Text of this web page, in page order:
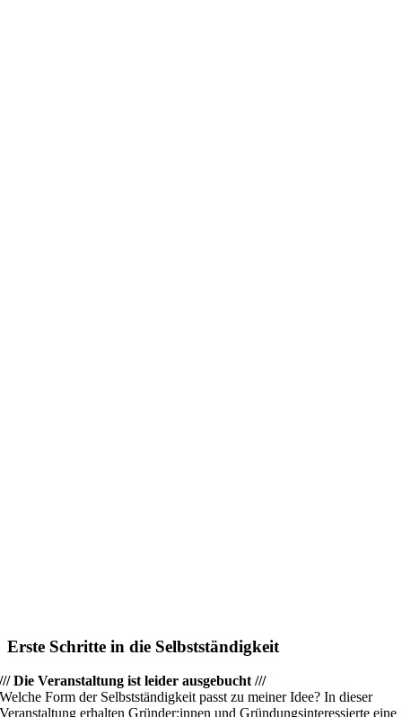
Erste Schritte in die Selbstständigkeit
/// Die Veranstaltung ist leider ausgebucht ///
Welche Form der Selbstständigkeit passt zu meiner Idee? In dieser
Veranstaltung erhalten Gründer:innen und Gründungsinteressierte eine